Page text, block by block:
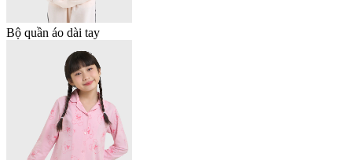
Bộ quần áo dài tay